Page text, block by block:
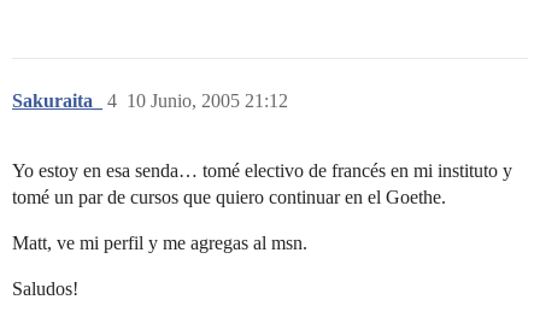
Sakuraita_ 10 Junio, 2005 21:12
4
Yo estoy en esa senda… tomé electivo de francés en mi instituto y
tomé un par de cursos que quiero continuar en el Goethe.
Matt, ve mi perfil y me agregas al msn.
Saludos!